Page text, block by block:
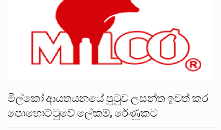
මිල්කෝ ආයතයනයේ පුටුව ලසන්ත ඉවත් කර
පොහොට්ටුවේ ලේකම්, රේණුකට